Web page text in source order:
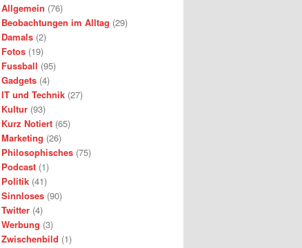
Allgemein (76)
Beobachtungen im Alltag (29)
Damals (2)
Fotos (19)
Fussball (95)
Gadgets (4)
IT und Technik (27)
Kultur (93)
Kurz Notiert (65)
Marketing (26)
Philosophisches (75)
Podcast (1)
Politik (41)
Sinnloses (90)
Twitter (4)
Werbung (3)
Zwischenbild (1)